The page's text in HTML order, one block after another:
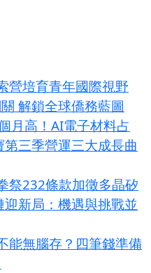
營培育青年國際視野
解鎖全球僑務藍圖
月高！AI電子材料占
三季營運三大成長曲
祭232條款加徵多晶矽
新局：機遇與挑戰並
能無腦存？四筆錢準備